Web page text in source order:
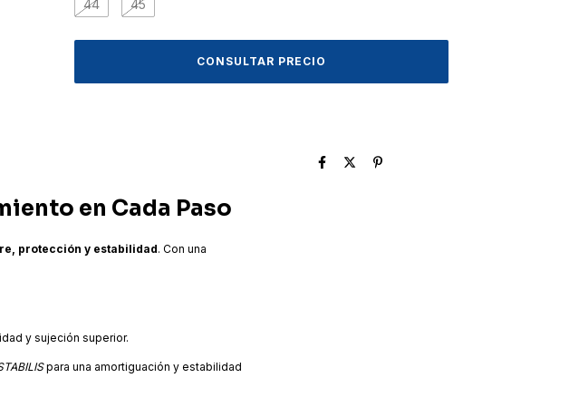
44 45
en Cada Paso
protección y estabilidad. Con una
y sujeción superior.
para una amortiguación y estabilidad